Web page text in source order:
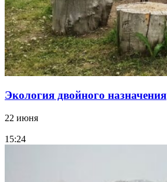
Экология двойного назначения
22 июня
15:24